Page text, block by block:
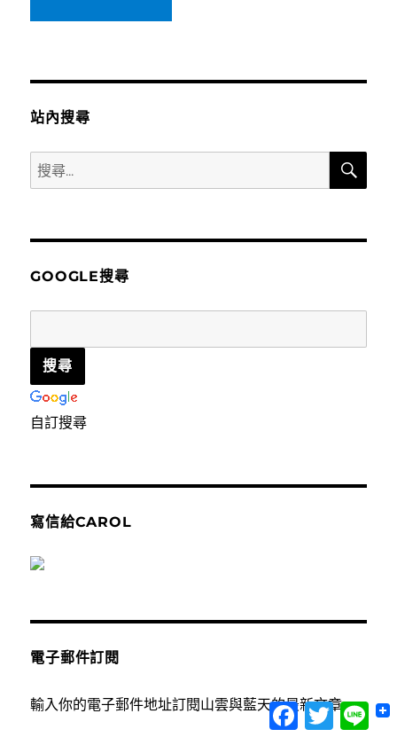
站內搜尋
搜
尋
鍵
搜
GOOGLE搜尋
自訂搜尋
寫信給CAROL
電子郵件訂閱
輸入你的電子郵件地址訂閱山雲與藍天的最新文章
Facebook
Twitter